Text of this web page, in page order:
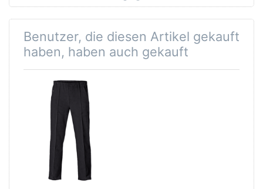
Qualität: 75% Baumwolle,...
Qualität: 75% Baumwolle,...
Benutzer, die diesen Artikel gekauft
haben, haben auch gekauft